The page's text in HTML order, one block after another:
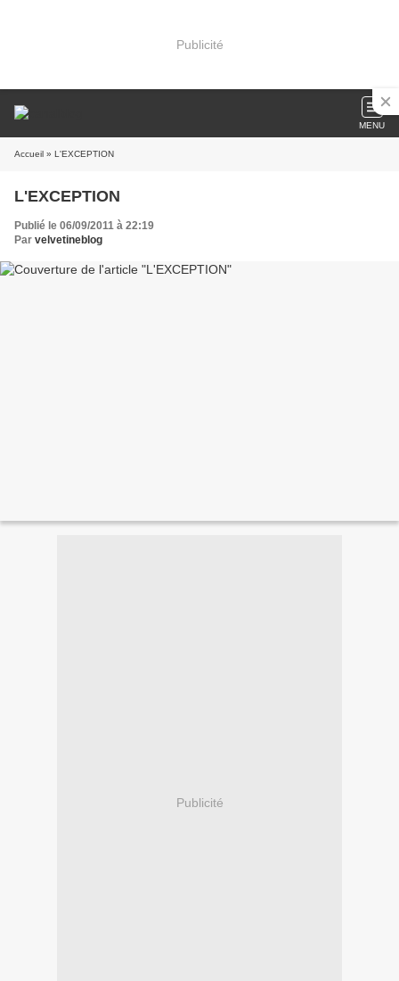
Publicité
MENU
Accueil » L'EXCEPTION
L'EXCEPTION
Publié le 06/09/2011 à 22:19
Par velvetineblog
Publicité